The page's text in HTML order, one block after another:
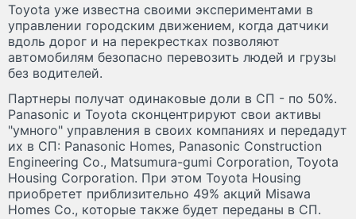
Toyota уже известна своими экспериментами в
управлении городским движением, когда датчики
вдоль дорог и на перекрестках позволяют
автомобилям безопасно перевозить людей и грузы
без водителей.
Партнеры получат одинаковые доли в СП - по 50%.
Panasonic и Toyota сконцентрируют свои активы
"умного" управления в своих компаниях и передадут
их в СП: Panasonic Homes, Panasonic Construction
Engineering Co., Matsumura-gumi Corporation, Toyota
Housing Corporation. При этом Toyota Housing
приобретет приблизительно 49% акций Misawa
Homes Co., которые также будет переданы в СП.